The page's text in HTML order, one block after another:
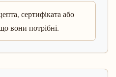
сертифіката або
вони потрібні.